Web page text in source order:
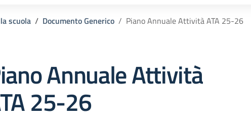
scuola Documento Generico Piano Annuale Attività ATA 25-26
Annuale Attività
25-26